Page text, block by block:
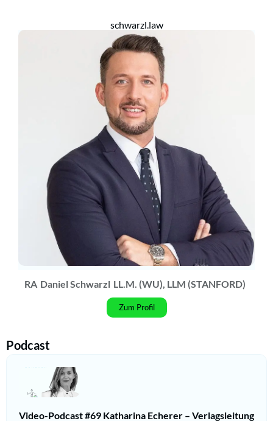
schwarzl.law
RA Daniel Schwarzl LL.M. (WU), LLM (STANFORD)
Zum Profil
Podcast
Video-Podcast #69 Katharina Echerer – Verlagsleitung